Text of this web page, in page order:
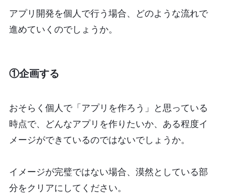
アプリ開発を個人で行う場合、どのような流れで
進めていくのでしょうか。
①企画する
おそらく個人で「アプリを作ろう」と思っている
時点で、どんなアプリを作りたいか、ある程度イ
メージができているのではないでしょうか。
イメージが完璧ではない場合、漠然としている部
分をクリアにしてください。